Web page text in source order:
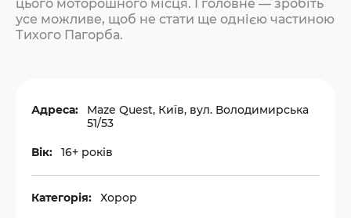
цього моторошного місця. І головне — зробіть
усе можливе, щоб не стати ще однією частиною
Тихого Пагорба.
Адреса:
Maze Quest, Київ, вул. Володимирська
51/53
Вік: 16+ років
Категорія: Хорор